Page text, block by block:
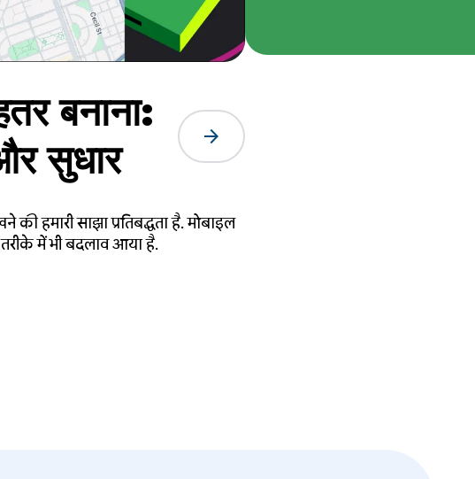
बनाना:
सुधार
arrow_forward
हमारी साझा प्रतिबद्धता है. मोबाइल
में भी बदलाव आया है.